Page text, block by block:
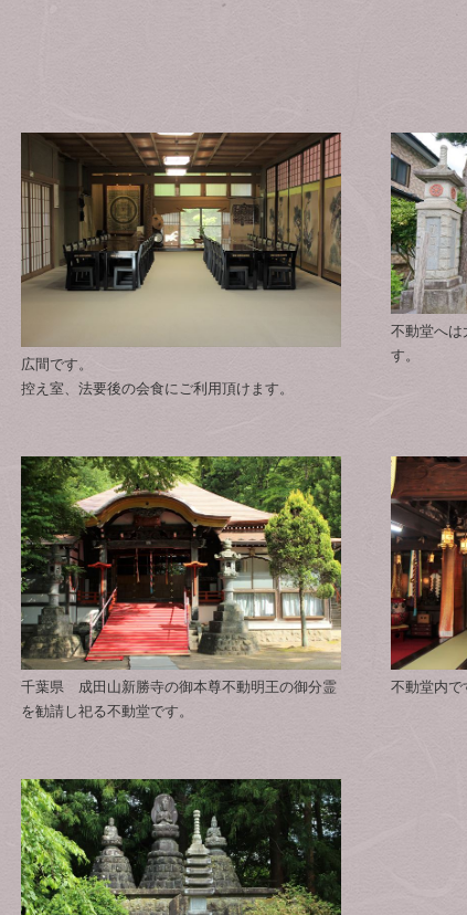
広間です。
控え室、法要後の会食にご利用頂けます。
不動堂へは
す。
千葉県 成田山新勝寺の御本尊不動明王の御分霊
を勧請し祀る不動堂です。
不動堂内で